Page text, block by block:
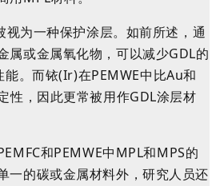
视为一种保护涂层。如前所述，通
属或金属氧化物，可以减少GDL的
能。而铱(Ir)在PEMWE中比Au和
性，因此更常被用作GDL涂层材
和PEMWE中MPL和MPS的
一的碳或金属材料外，研究人员还